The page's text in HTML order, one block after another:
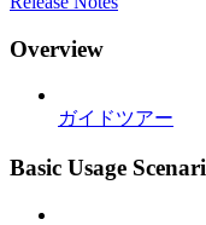
Overview
ガイドツアー
Basic Usage